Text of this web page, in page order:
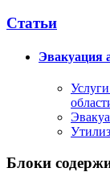
Статьи
Эвакуация
Блоки